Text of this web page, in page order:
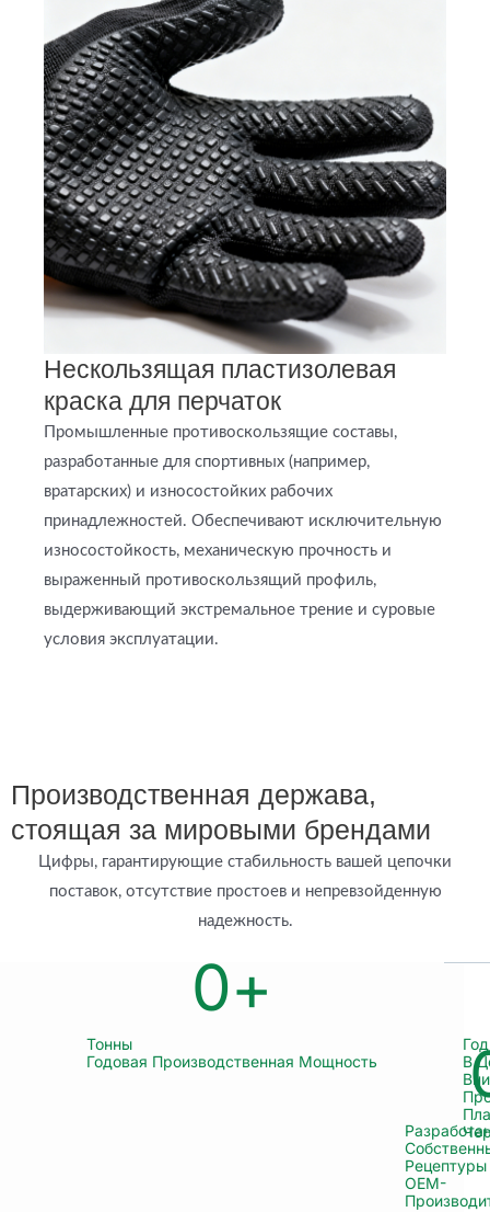
Нескользящая пластизолевая
краска для перчаток
Промышленные противоскользящие составы,
разработанные для спортивных (например,
вратарских) и износостойких рабочих
принадлежностей. Обеспечивают исключительную
износостойкость, механическую прочность и
выраженный противоскользящий профиль,
выдерживающий экстремальное трение и суровые
условия эксплуатации.
Производственная держава,
стоящая за мировыми брендами
Цифры, гарантирующие стабильность вашей цепочки
поставок, отсутствие простоев и непревзойденную
надежность.
Тонны
Годовая Производственная Мощность
0+
OEM-
В